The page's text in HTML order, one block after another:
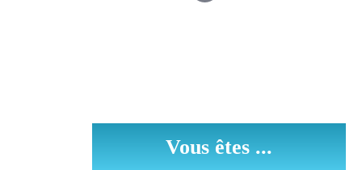
Vous êtes ...